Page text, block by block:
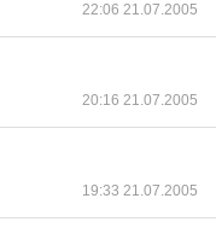
22:06 21.07.2005
20:16 21.07.2005
19:33 21.07.2005